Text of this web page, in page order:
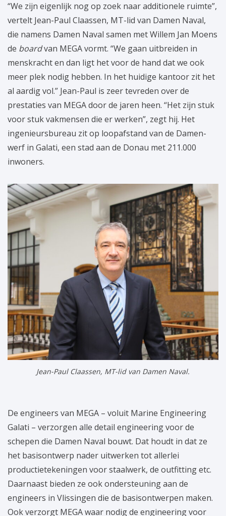
Jean-Paul Claassen, MT-lid van Damen Naval.
“We zijn eigenlijk nog op zoek naar additionele ruimte”,
vertelt Jean-Paul Claassen, MT-lid van Damen Naval,
die namens Damen Naval samen met Willem Jan Moens
de boardvan MEGA vormt. “We gaan uitbreiden in
menskracht en dan ligt het voor de hand dat we ook
meer plek nodig hebben. In het huidige kantoor zit het
al aardig vol.” Jean-Paul is zeer tevreden over de
prestaties van MEGA door de jaren heen. “Het zijn stuk
voor stuk vakmensen die er werken”, zegt hij. Het
ingenieursbureau zit op loopafstand van de Damen-
werf in Galati, een stad aan de Donau met 211.000
inwoners.
De engineers van MEGA – voluit Marine Engineering
Galati – verzorgen alle detail engineering voor de
schepen die Damen Naval bouwt. Dat houdt in dat ze
het basisontwerp nader uitwerken tot allerlei
productietekeningen voor staalwerk, de outfitting etc.
Daarnaast bieden ze ook ondersteuning aan de
engineers in Vlissingen die de basisontwerpen maken.
Ook verzorgt MEGA waar nodig de engineering voor